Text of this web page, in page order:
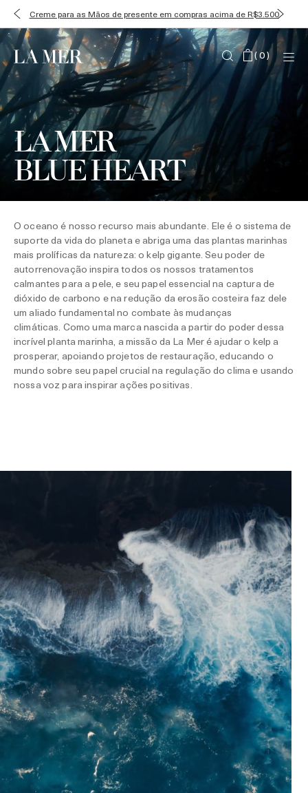
Creme para as Mãos de presente em compras acima de R$3.500
(0)
LA MER
BLUE HEART
O oceano é nosso recurso mais abundante. Ele é o sistema de
suporte da vida do planeta e abriga uma das plantas marinhas
mais prolíficas da natureza: o kelp gigante. Seu poder de
autorrenovação inspira todos os nossos tratamentos
calmantes para a pele, e seu papel essencial na captura de
dióxido de carbono e na redução da erosão costeira faz dele
um aliado fundamental no combate às mudanças
climáticas. Como uma marca nascida a partir do poder dessa
incrível planta marinha, a missão da La Mer é ajudar o kelp a
prosperar, apoiando projetos de restauração, educando o
mundo sobre seu papel crucial na regulação do clima e usando
nossa voz para inspirar ações positivas.